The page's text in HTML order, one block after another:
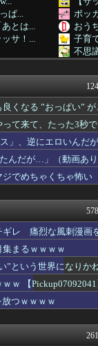
ぱ...
ポッ
とは...
おう
サ！...
子育
不思
い...
痛い
た
気団
う…
なんJ
）
ウマ
日刊
ぴこ
刺漫...
アル
鑑...
修羅
なん
ぶる
バズ
アニ
キニ
オー...
キム
坂道
まと
る！...
、...
鬼女
まと
くなる ”おっぱい”
て来て、たった3秒
」、逆にエロいんだが
んだが…」（動画あり
ジでめちゃくちゃ怖い
ギレ 痛烈な風刺漫画
まるｗｗｗｗ
”という世界になりか
ｗ 【Pickup07092041
つｗｗｗｗ